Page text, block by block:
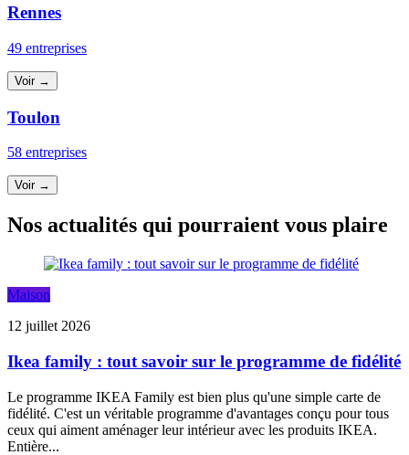
Rennes
49 entreprises
Voir →
Toulon
58 entreprises
Voir →
Nos actualités qui pourraient vous plaire
Maison
12 juillet 2026
Ikea family : tout savoir sur le programme de fidélité
Le programme IKEA Family est bien plus qu'une simple carte de
fidélité. C'est un véritable programme d'avantages conçu pour tous
ceux qui aiment aménager leur intérieur avec les produits IKEA.
Entière...